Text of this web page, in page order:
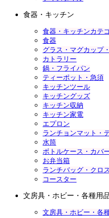
食器・キッチン
食器・キッチンカテ
食器
グラス・マグカップ
カトラリー
鍋・フライパン
ティーポット・急須
キッチンツール
キッチングッズ
キッチン収納
キッチン家電
エプロン
ランチョンマット・
水筒
ボトルケース・カバ
お弁当箱
ランチバッグ・クロス
コースター
文房具・ホビー・各種用
文房具・ホビー・各